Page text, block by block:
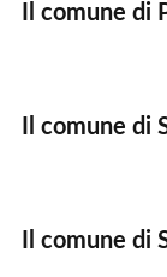
Il comune di
Il comune di
Il comune di